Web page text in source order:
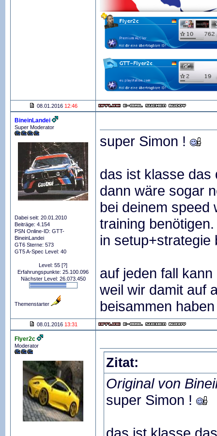
08.01.2016 12:46
BineinLandei
Super Moderator
Dabei seit: 20.01.2010
Beiträge: 4.154
PSN Online-ID: GTT-
BineinLandei
GT6 Sterne: 573
GT5 A-Spec Level: 40
Level: 55 [?]
Erfahrungspunkte: 25.100.096
Nächster Level: 26.073.450
Themenstarter
super Simon !
das ist klasse das
dann wäre sogar
bei deinem speed
training benötigen.
in setup+strategie
auf jeden fall
weil wir damit auf
beisammen
08.01.2016 13:31
Flyer2c
Moderator
Zitat:
Original von
super Simon !